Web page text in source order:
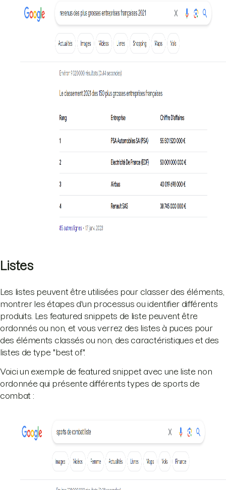
Listes
Les listes peuvent être utilisées pour classer des éléments,
montrer les étapes d'un processus ou identifier différents
produits. Les featured snippets de liste peuvent être
ordonnés ou non, et vous verrez des listes à puces pour
des éléments classés ou non, des caractéristiques et des
listes de type "best of".
Voici un exemple de featured snippet avec une liste non
ordonnée qui présente différents types de sports de
combat :